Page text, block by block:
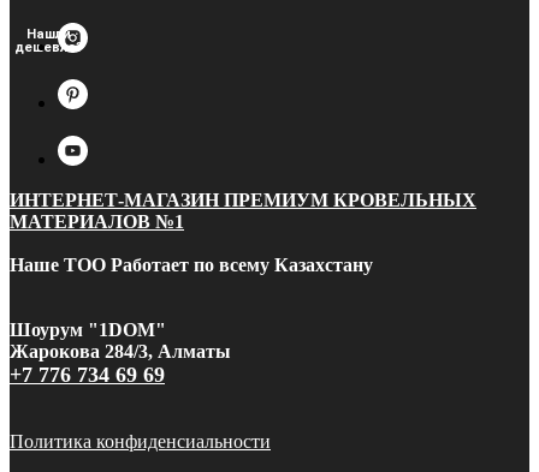
Нашли
дешевле?
ИНТЕРНЕТ-МАГАЗИН ПРЕМИУМ КРОВЕЛЬНЫХ
МАТЕРИАЛОВ №1
Наше ТОО Работает по всему Казахстану
Шоурум "1DOM"
Жарокова 284/3, Алматы
+7 776 734 69 69
Политика конфиденсиальности